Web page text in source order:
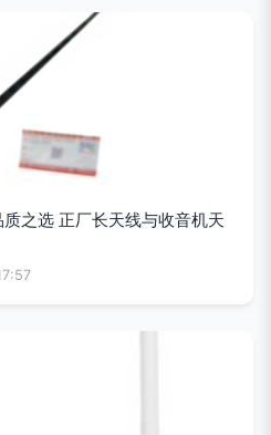
之选 正厂长天线与收音机天